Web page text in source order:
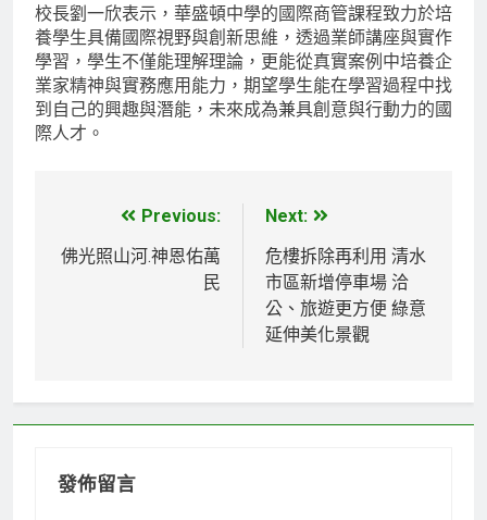
校長劉一欣表示，華盛頓中學的國際商管課程致力於培
養學生具備國際視野與創新思維，透過業師講座與實作
學習，學生不僅能理解理論，更能從真實案例中培養企
業家精神與實務應用能力，期望學生能在學習過程中找
到自己的興趣與潛能，未來成為兼具創意與行動力的國
際人才。
章
Previous:
佛光照山河.神恩佑萬
民
Next:
危樓拆除再利用 清水
市區新增停車場 洽
公、旅遊更方便 綠意
延伸美化景觀
發佈留言